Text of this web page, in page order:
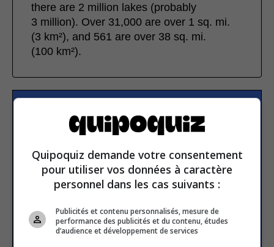
there are 2 million lakes (probably
3 million). Over 31,000 are over 1 sq. mi.
(3 km²), and 561 are over 38 sq. mi.
(100 km²).
Subscribe to our
newsletter
Email address
SUBSCRIBE
Quipoquiz demande votre consentement
pour utiliser vos données à caractère
personnel dans les cas suivants :
Publicités et contenu personnalisés, mesure de
performance des publicités et du contenu, études
d’audience et développement de services